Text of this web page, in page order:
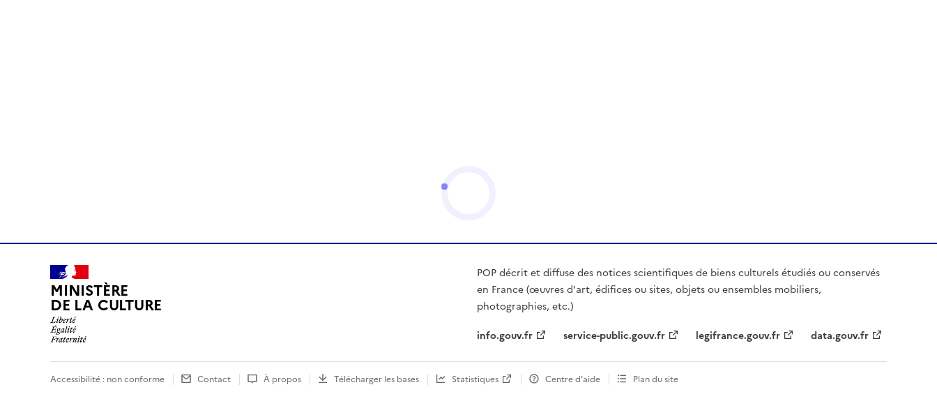
MINISTÈRE
DE LA CULTURE
POP décrit et diffuse des notices scientifiques de biens culturels étudiés ou conservés
en France (œuvres d'art, édifices ou sites, objets ou ensembles mobiliers,
photographies, etc.)
info.gouv.fr
service-public.gouv.fr legifrance.gouv.fr data.gouv.fr
Accessibilité : non conforme Contact À propos Télécharger les bases Statistiques Centre d’aide Plan du site